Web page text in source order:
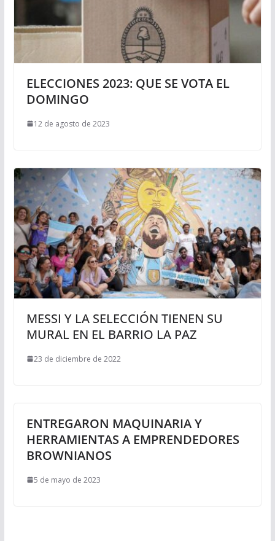
ELECCIONES 2023: QUE SE VOTA EL
DOMINGO
12 de agosto de 2023
MESSI Y LA SELECCIÓN TIENEN SU
MURAL EN EL BARRIO LA PAZ
23 de diciembre de 2022
ENTREGARON MAQUINARIA Y
HERRAMIENTAS A EMPRENDEDORES
BROWNIANOS
5 de mayo de 2023